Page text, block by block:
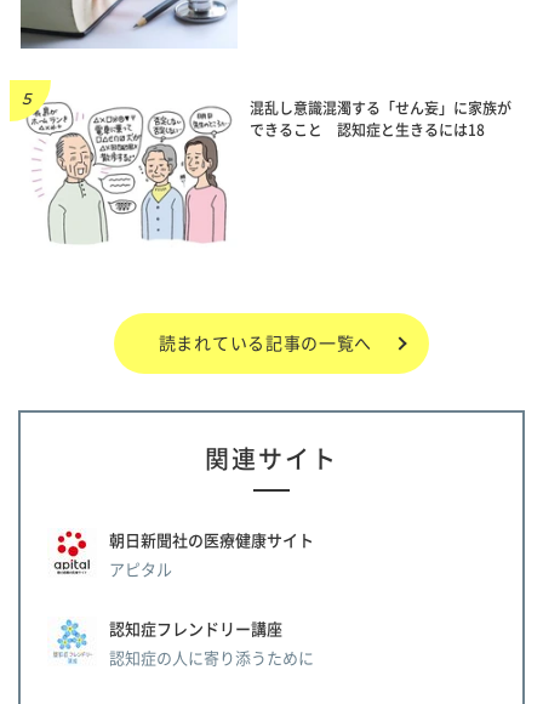
混乱し意識混濁する「せん妄」に家族が
できること 認知症と生きるには18
読まれている記事の一覧へ
関連サイト
朝日新聞社の医療健康サイト
アピタル
認知症フレンドリー講座
認知症の人に寄り添うために